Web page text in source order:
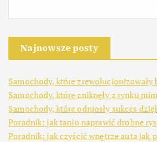
Najnowsze posty
Samochody, które zrewolucjonizowały
Samochody, które zniknęły z rynku
Samochody, które odniosły sukces
Poradnik: jak tanio naprawić drobne
Poradnik: jak czyścić wnętrze auta jak